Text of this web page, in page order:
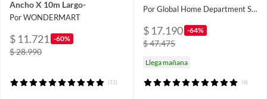
Ancho X 10m Largo-
Por WONDERMART
$ 11.721 -60%
$ 28.990
(11)
Por Global Home Department Store
$ 17.190 -64%
$ 47.475
Llega mañana
(6)